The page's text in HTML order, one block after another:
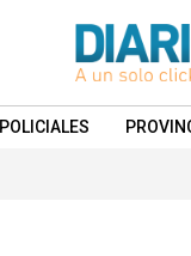
POLICIALES